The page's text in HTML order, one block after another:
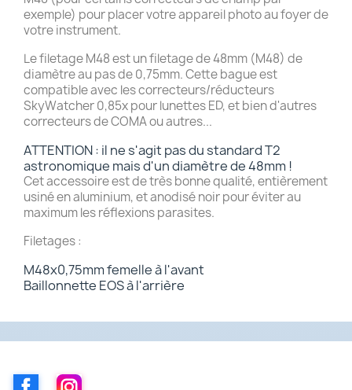
exemple) pour placer votre appareil photo au foyer de
votre instrument.
Le filetage M48 est un filetage de 48mm (M48) de
diamètre au pas de 0,75mm. Cette bague est
compatible avec les correcteurs/réducteurs
SkyWatcher 0,85x pour lunettes ED, et bien d'autres
correcteurs de COMA ou autres...
ATTENTION : il ne s'agit pas du standard T2
astronomique mais d'un diamètre de 48mm !
Cet accessoire est de très bonne qualité, entièrement
usiné en aluminium, et anodisé noir pour éviter au
maximum les réflexions parasites.
Filetages :
M48x0,75mm femelle à l'avant
Baillonnette EOS à l'arrière
FacebookInstagram